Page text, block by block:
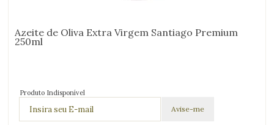
Azeite de Oliva Extra Virgem Santiago Premium
250ml
Produto Indisponível